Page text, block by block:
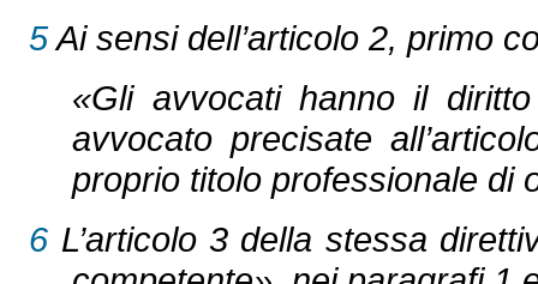
5Ai sensi dell’articolo 2, primo
«Gli avvocati hanno il
avvocato precisate
proprio titolo professionale di
6 L’articolo 3 della stessa